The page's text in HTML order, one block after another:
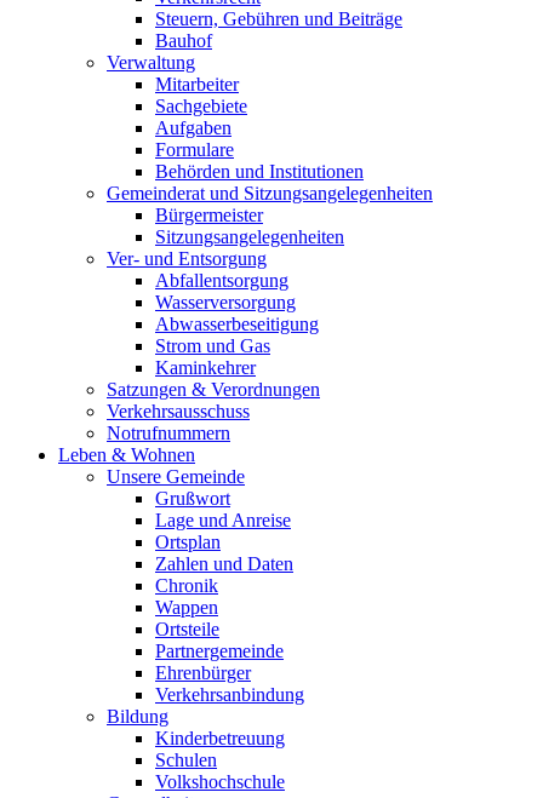
Steuern, Gebühren und Beiträge
Bauhof
Verwaltung
Mitarbeiter
Sachgebiete
Aufgaben
Formulare
Behörden und Institutionen
Gemeinderat und Sitzungsangelegenheiten
Bürgermeister
Sitzungsangelegenheiten
Ver- und Entsorgung
Abfallentsorgung
Wasserversorgung
Abwasserbeseitigung
Strom und Gas
Kaminkehrer
Satzungen & Verordnungen
Verkehrsausschuss
Notrufnummern
Leben & Wohnen
Unsere Gemeinde
Grußwort
Lage und Anreise
Ortsplan
Zahlen und Daten
Chronik
Wappen
Ortsteile
Partnergemeinde
Ehrenbürger
Verkehrsanbindung
Bildung
Kinderbetreuung
Schulen
Volkshochschule